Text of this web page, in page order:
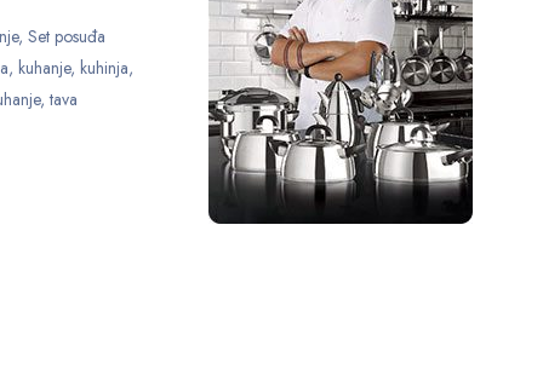
, Set posuđa
, kuhanje, kuhinja,
,tava